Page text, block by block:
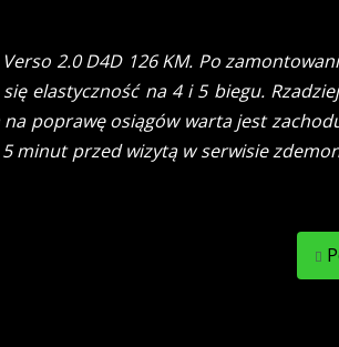
2.0 D4D 126 KM. Po
elastyczność na 4 i 5 biegu.
na poprawę osiągów warta jest
minut przed wizytą w serwisie